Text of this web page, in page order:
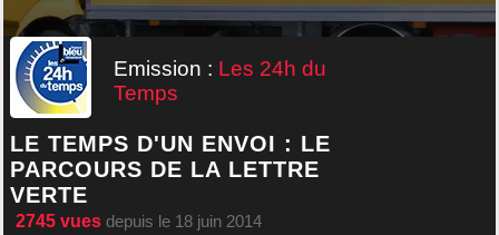
Emission : Les 24h du
Temps
LE TEMPS D'UN ENVOI : LE
PARCOURS DE LA LETTRE
VERTE
2745 vues depuis le 18 juin 2014